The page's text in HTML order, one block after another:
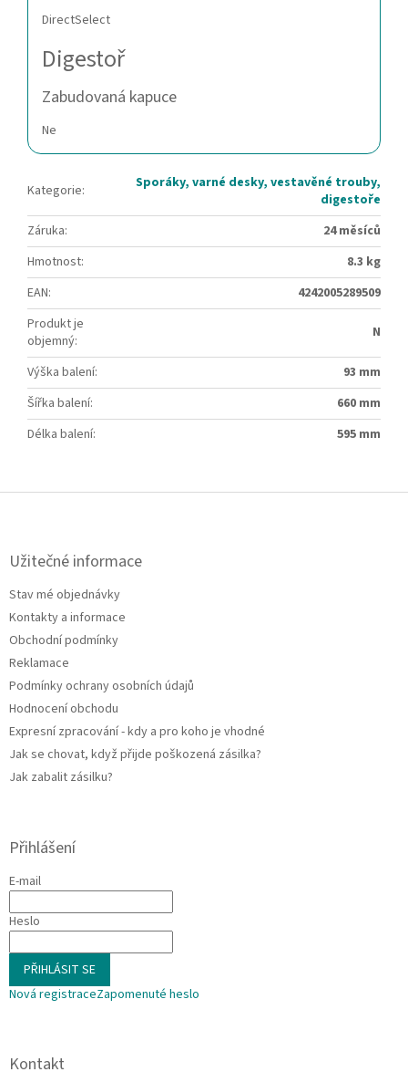
DirectSelect
Digestoř
Zabudovaná kapuce
Ne
Kategorie:
Sporáky, varné desky, vestavěné trouby,
digestoře
Záruka:
24 měsíců
Hmotnost:
8.3 kg
EAN:
4242005289509
Produkt je
objemný: N
Výška balení:
93 mm
Šířka balení:
660 mm
Délka balení: 595 mm
Z
Užitečné informace
Stav mé objednávky
Kontakty a informace
Obchodní podmínky
Reklamace
Podmínky ochrany osobních údajů
Hodnocení obchodu
Expresní zpracování - kdy a pro koho je vhodné
Jak se chovat, když přijde poškozená zásilka?
Jak zabalit zásilku?
Přihlášení
E-mail
Heslo
PŘIHLÁSIT SE
Nová registraceZapomenuté heslo
Kontakt